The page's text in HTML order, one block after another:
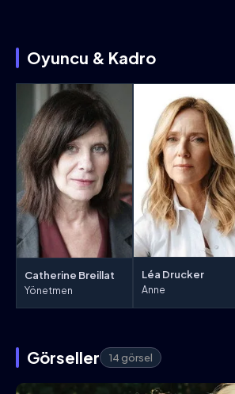
Oyuncu & Kadro
Catherine Breillat
Yönetmen
Léa Drucker
Anne
Görseller 14 görsel